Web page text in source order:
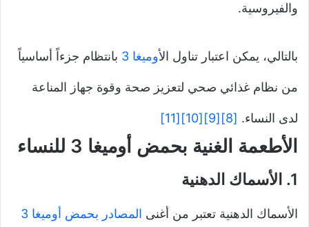
والفيروسية.
بالتالي، يمكن اعتبار تناول الأوميغا 3 بانتظام جزءاً أساسياً
من نظام غذائي صحي لتعزيز صحة وقوة جهاز المناعة
لدى النساء. [8]
[9]
[10]
[11]
الأطعمة الغنية بحمض أوميغا 3 للنساء
1. الأسماك الدهنية
الأسماك الدهنية تعتبر من أغنى المصادر بحمض أوميغا 3